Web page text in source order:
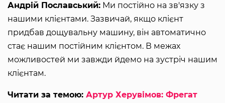
Андрій Пославський: Ми постійно на зв'язку з
нашими клієнтами. Зазвичай, якщо клієнт
придбав дощувальну машину, він автоматично
стає нашим постійним клієнтом. В межах
можливостей ми завжди йдемо на зустріч нашим
клієнтам.
Читати за темою: Артур Херувімов: Фрегат